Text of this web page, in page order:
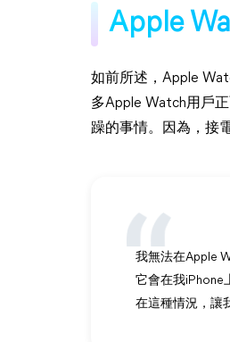
Apple
如前所述，Apple
多Apple Watch用戶
躁的事情。因為，接
我無法在Apple
它會在我iPhone
在這種情況，讓